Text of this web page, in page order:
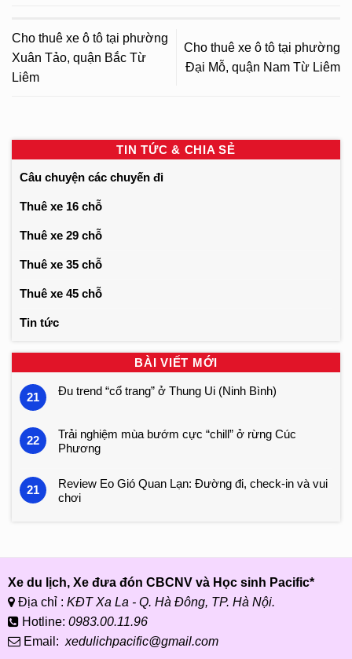
Cho thuê xe ô tô tại phường
Xuân Tảo, quận Bắc Từ
Liêm
Cho thuê xe ô tô tại phường
Đại Mỗ, quận Nam Từ Liêm
TIN TỨC & CHIA SẺ
Câu chuyện các chuyến đi
Thuê xe 16 chỗ
Thuê xe 29 chỗ
Thuê xe 35 chỗ
Thuê xe 45 chỗ
Tin tức
BÀI VIẾT MỚI
21 Đu trend “cổ trang” ở Thung Ui (Ninh Bình)
22
Trải nghiệm mùa bướm cực “chill” ở rừng Cúc
Phương
21
Review Eo Gió Quan Lạn: Đường đi, check-in và vui
chơi
Xe du lịch, Xe đưa đón CBCNV và Học sinh Pacific*
Địa chỉ : KĐT Xa La - Q. Hà Đông, TP. Hà Nội.
Hotline: 0983.00.11.96
Email: xedulichpacific@gmail.com